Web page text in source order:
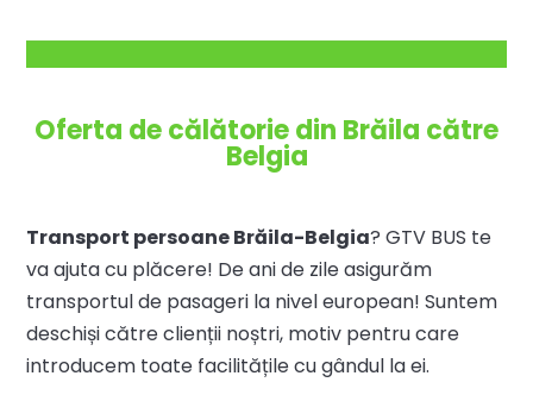
Oferta de călătorie din Brăila către
Belgia
Transport persoane Brăila-Belgia? GTV BUS te
va ajuta cu plăcere! De ani de zile asigurăm
transportul de pasageri la nivel european! Suntem
deschiși către clienții noștri, motiv pentru care
introducem toate facilitățile cu gândul la ei.